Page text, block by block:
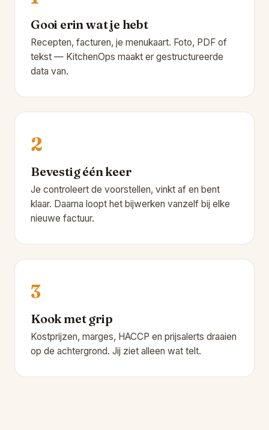
Gooi erin wat je hebt
Recepten, facturen, je menukaart. Foto, PDF of
tekst — KitchenOps maakt er gestructureerde
data van.
2
Bevestig één keer
Je controleert de voorstellen, vinkt af en bent
klaar. Daarna loopt het bijwerken vanzelf bij elke
nieuwe factuur.
3
Kook met grip
Kostprijzen, marges, HACCP en prijsalerts draaien
op de achtergrond. Jij ziet alleen wat telt.